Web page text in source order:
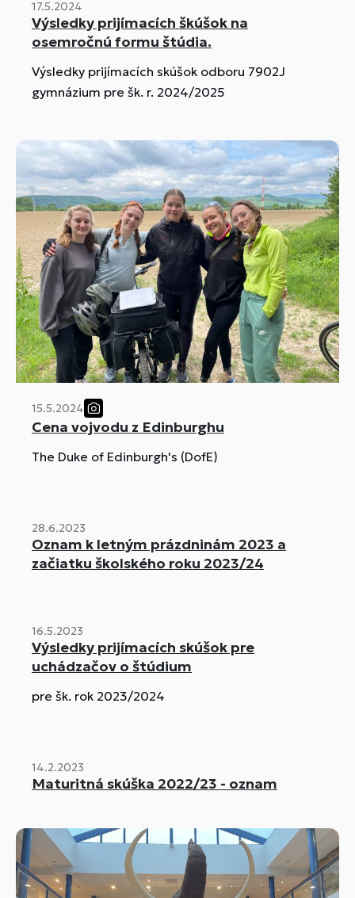
17.5.2024
Výsledky prijímacích škúšok na
osemročnú formu štúdia.
Výsledky prijímacích skúšok odboru 7902J
gymnázium pre šk. r. 2024/2025
15.5.2024
Cena vojvodu z Edinburghu
The Duke of Edinburgh's (DofE)
28.6.2023
Oznam k letným prázdninám 2023 a
začiatku školského roku 2023/24
16.5.2023
Výsledky prijímacích skúšok pre
uchádzačov o štúdium
pre šk. rok 2023/2024
14.2.2023
Maturitná skúška 2022/23 - oznam